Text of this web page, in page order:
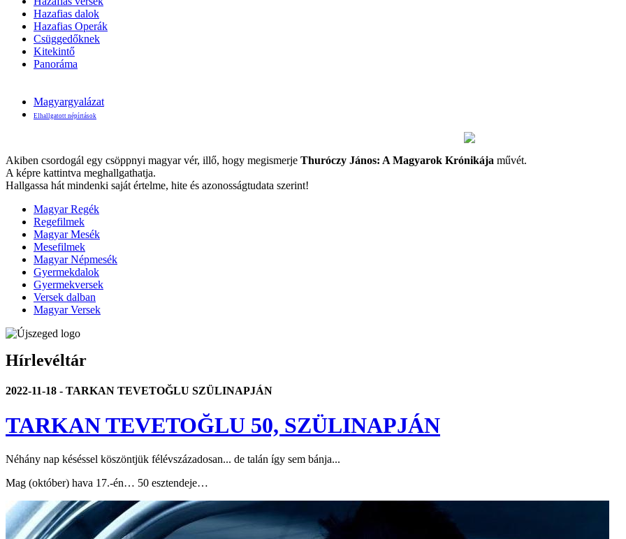
Hazafias dalok
Hazafias Operák
Csüggedőknek
Kitekintő
Panoráma
Magyargyalázat
Elhallgatott népírtások
Akiben csordogál egy csöppnyi magyar vér, illő, hogy megismerje Thuróczy János: A Magyarok Krónikája művét.
A képre kattintva meghallgathatja.
Hallgassa hát mindenki saját értelme, hite és azonosságtudata szerint!
Magyar Regék
Regefilmek
Magyar Mesék
Mesefilmek
Magyar Népmesék
Gyermekdalok
Gyermekversek
Versek dalban
Magyar Versek
Hírlevéltár
2022-11-18 - TARKAN TEVETOĞLU SZÜLINAPJÁN
TARKAN TEVETOĞLU 50, SZÜLINAPJÁN
Néhány nap késéssel köszöntjük félévszázadosan... de talán így sem bánja...
Mag (október) hava 17.-én… 50 esztendeje…